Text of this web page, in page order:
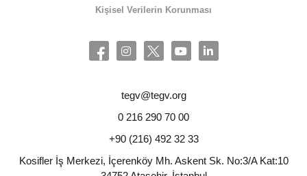
Kişisel Verilerin Korunması
tegv@tegv.org
0 216 290 70 00
+90 (216) 492 32 33
Kosifler İş Merkezi, İçerenköy Mh. Askent Sk. No:3/A Kat:10